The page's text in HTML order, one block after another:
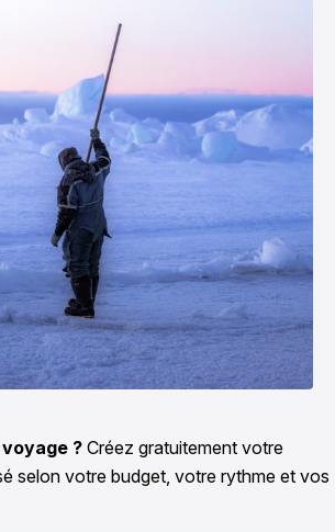
? Créez gratuitement votre
selon votre budget, votre rythme et vos